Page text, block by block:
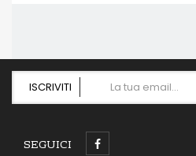
ISCRIVITI
SEGUICI